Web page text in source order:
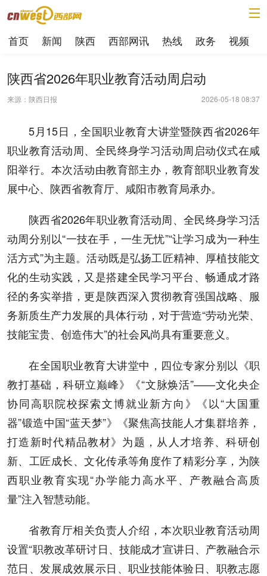
首页 新闻 陕西 西部网讯 热线 政务 视频
陕西省2026年职业教育活动周启动
来源：陕西日报 2026-05-18 08:37
5月15日，全国职业教育大讲堂暨陕西省2026年
职业教育活动周、全民终身学习活动周启动仪式在咸
阳举行。本次活动由教育部主办，教育部职业教育发
展中心、陕西省教育厅、咸阳市教育局承办。
陕西省2026年职业教育活动周、全民终身学习活
动周分别以“一技在手，一生无忧”“让学习成为一种生
活方式”为主题。活动既是弘扬工匠精神、厚植技能文
化的生动实践，又是搭建全民学习平台、畅通成才路
径的务实举措，更是陕西深入贯彻教育强国战略、服
务新质生产力发展的具体行动，对于营造“劳动光荣、
技能宝贵、创造伟大”的社会风尚具有重要意义。
在全国职业教育大讲堂中，四位专家分别以《职
教打基础，科研立巅峰》《“文脉焕活”——文化央企
协同高职院校探索文博就业新方向》《以“大国重
器”锻造中国“蓝天梦”》《聚焦高技能人才集群培养，
打造新时代精品教材》为题，从人才培养、科研创
新、工匠成长、文化传承等角度作了精彩分享，为陕
西职业教育实现“办学能力高水平、产教融合高质
量”注入智慧动能。
省教育厅相关负责人介绍，本次职业教育活动周
设置“职教改革研讨日、技能成才宣讲日、产教融合示
范日、发展成效展示日、职业技能体验日、职教志愿